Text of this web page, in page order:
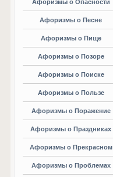
Афоризмы о Опасности
Афоризмы о Песне
Афоризмы о Пище
Афоризмы о Позоре
Афоризмы о Поиске
Афоризмы о Пользе
Афоризмы о Поражение
Афоризмы о Праздниках
Афоризмы о Прекрасном
Афоризмы о Проблемах